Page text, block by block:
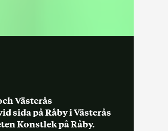
Västerås
sida på Råby i Västerås
Konstlek på Råby.